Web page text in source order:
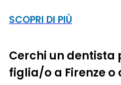
SCOPRI DI PIÙ
Cerchi un dentista
figlia/o a Firenze o